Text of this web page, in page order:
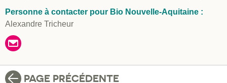
Personne à contacter pour Bio Nouvelle-Aquitaine :
Alexandre Tricheur
PAGE PRÉCÉDENTE